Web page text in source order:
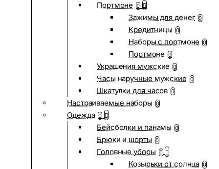
Портмоне 0
Зажимы для денег 0
Кредитницы 0
Наборы с портмоне 0
Портмоне 0
Украшения мужские 0
Часы наручные мужские 0
Шкатулки для часов 0
Настраиваемые наборы 0
Одежда 0
Бейсболки и панамы 0
Брюки и шорты 0
Головные уборы 0
Козырьки от солнца 0